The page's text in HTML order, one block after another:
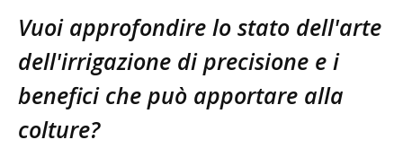
Vuoi approfondire lo stato dell'arte
dell'irrigazione di precisione e i
benefici che può apportare alla
colture?